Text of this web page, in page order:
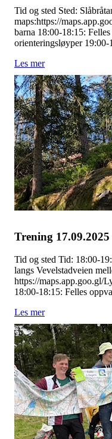
Tid og sted Sted:
maps:https://
barna 18:00-18:15:
orienteringsløyper
Les mer
Trening
Tid og sted Tid: 18:00-
langs Vevelstadveien
https://maps.app.goo.gl/
18:00-18:15: Felles
Les mer